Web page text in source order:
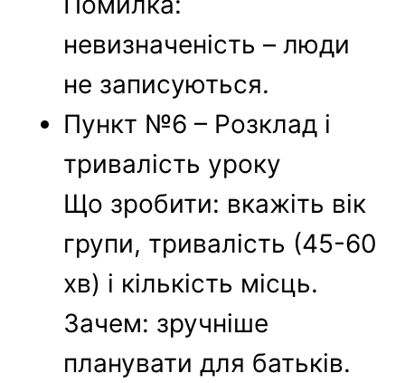
невизначеність – люди
не записуються.
Пункт №6 – Розклад і
тривалість уроку
Що зробити: вкажіть вік
групи, тривалість (45-60
хв) і кількість місць.
Зачем: зручніше
планувати для батьків.